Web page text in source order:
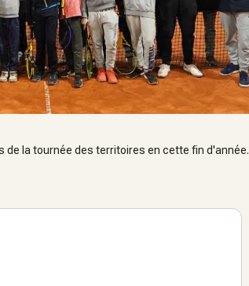
de la tournée des territoires en cette fin d'année.